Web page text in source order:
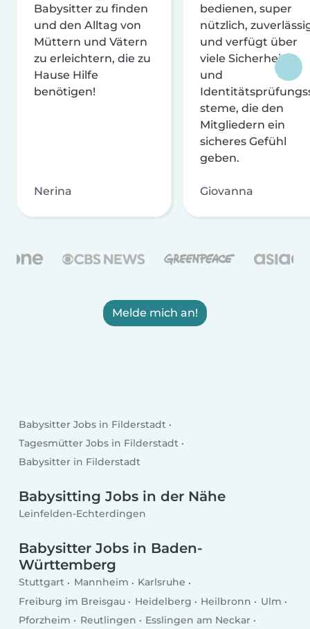
Babysitter zu finden
und den Alltag von
Müttern und Vätern
zu erleichtern, die zu
Hause Hilfe
benötigen!
Nerina
bedienen, super
nützlich,
und verfügt über
viele Sicherheits-
und
steme, die den
Mitgliedern ein
sicheres Gefühl
geben.
Giovanna
Melde mich an!
Babysitter Jobs in Filderstadt
Tagesmütter Jobs in Filderstadt
Babysitter in Filderstadt
Babysitting Jobs in der Nähe
Leinfelden-Echterdingen
Babysitter Jobs in Baden-
Württemberg
Stuttgart Mannheim
Karlsruhe
Freiburg im Breisgau
Heidelberg Heilbronn
Ulm
Pforzheim
Reutlingen
Esslingen am Neckar